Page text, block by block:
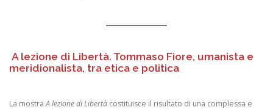
A lezione di Libertà. Tommaso Fiore, umanista e
meridionalista, tra etica e politica
La mostraA lezione di Libertà costituisce il risultato di una complessa e